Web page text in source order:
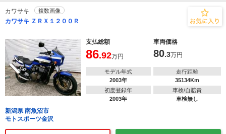
カワサキ 複数画像
カワサキ ＺＲＸ１２００Ｒ
支払総額 車両価格
86.92万円 80.3万円
モデル年式
2003年
走行距離
35134Km
初度登録年
2003年
車検/自賠責
車検無し
新潟県 南魚沼市
モトスポーツ金沢